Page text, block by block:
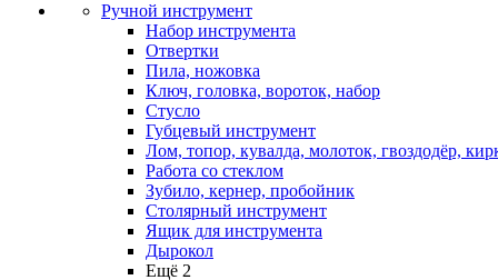
Ручной инструмент
Набор инструмента
Отвертки
Пила, ножовка
Ключ, головка, вороток, набор
Стусло
Губцевый инструмент
Лом, топор, кувалда, молоток, гвоздодёр,
Работа со стеклом
Зубило, кернер, пробойник
Столярный инструмент
Ящик для инструмента
Дырокол
Ещё 2